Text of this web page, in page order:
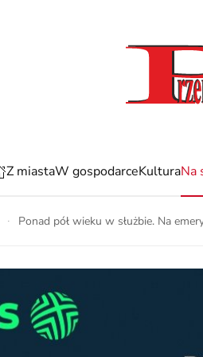
Z miastaW gospodarceKulturaNa
Ponad pół wieku w służbie. Na